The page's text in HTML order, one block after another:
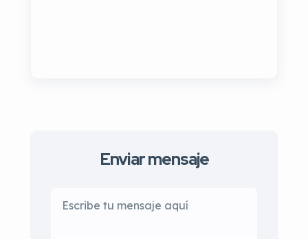
Enviar mensaje